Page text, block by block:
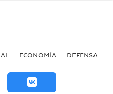
ECONOMÍA DEFENSA